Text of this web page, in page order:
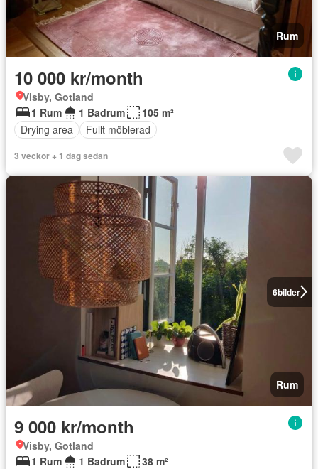
Rum
10 000 kr/month
Visby, Gotland
1 Rum
1 Badrum
105 m²
Drying area
Fullt möblerad
3 veckor + 1 dag sedan
6bilder
Rum
9 000 kr/month
Visby, Gotland
1 Rum
1 Badrum
38 m²